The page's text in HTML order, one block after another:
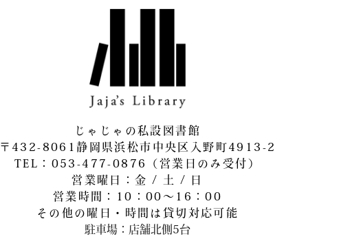
じゃじゃの私設図書館
〒432-8061静岡県浜松市中央区入野町4913-2
​TEL：053-477-0876（営業日のみ受付）
営業曜日：金 / 土 / 日
営業時間：10：00～16：00
その他の曜日・時間は貸切対応可能
駐車場：店舗北側5台